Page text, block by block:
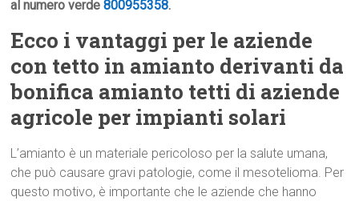
al numero verde800955358.
Ecco i vantaggi per le aziende
con tetto in amianto derivanti da
bonifica amianto tetti di aziende
agricole per impianti solari
L’amianto è un materiale pericoloso per la salute umana,
che può causare gravi patologie, come il mesotelioma. Per
questo motivo, è importante che le aziende che hanno